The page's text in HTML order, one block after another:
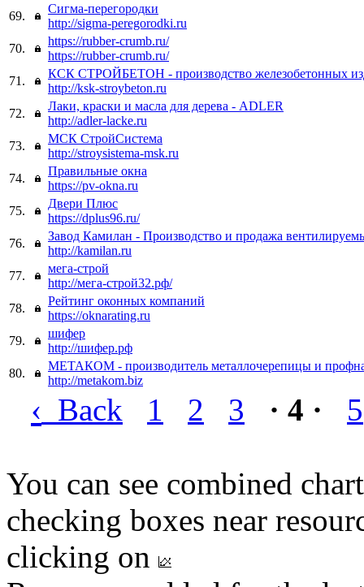
69.
Сигма-перегородки
http://sigma-peregorodki.ru
70.
https://rubber-crumb.ru/
https://rubber-crumb.ru/
71.
КСК СТРОЙБЕТОН - производство железобетонных
http://ksk-stroybeton.ru
72.
Лаки, краски и масла для дерева - ADLER
http://adler-lacke.ru
73.
МСК СтройСистема
http://stroysistema-msk.ru
74.
Правильные окна
https://pv-okna.ru
75.
Двери Плюс
https://dplus96.ru/
76.
Завод Камилан - Производство и продажа
http://kamilan.ru
77.
мега-строй
http://мега-строй32.рф/
78.
Рейтинг оконных компаний
https://oknarating.ru
79.
шифер
http://шифер.рф
80.
МЕТАКОМ - производитель металлочерепицы и
http://metakom.biz
‹ Back 1 2 3 · 4 · 5
You can see combined
checking boxes near
clicking on